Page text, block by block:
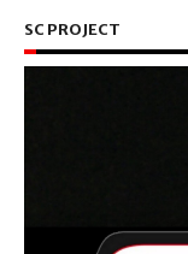
SC PROJECT